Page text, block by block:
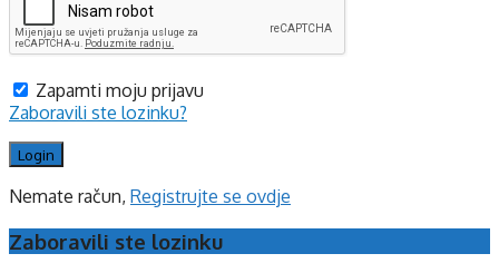
Zapamti moju prijavu
Zaboravili ste lozinku?
Nemate račun, Registrujte se ovdje
Zaboravili ste lozinku